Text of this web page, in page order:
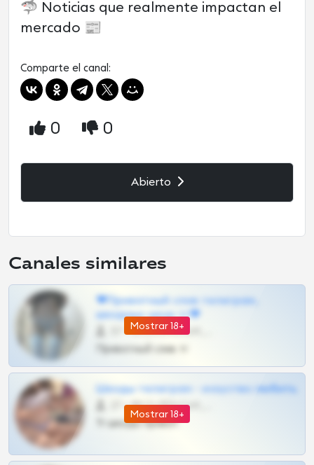
🦈 Noticias que realmente impactan el
mercado 📰
Comparte el canal:
0 0
Abierto
Canales similares
Mostrar 18+
❤Приватный слив телеграм,
шкодных шкур тг❤
57 •
Приватный слив тг
Mostrar 18+
Шкоды телеграм - искуство любить
27 •
Тг шкоды приват